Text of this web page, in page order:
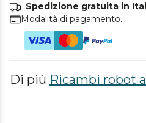
Spedizione gratuita in
Modalità di pagamento.
Di più Ricambi robot